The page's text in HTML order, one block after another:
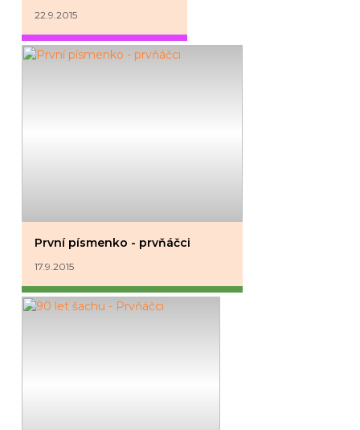
22.9.2015
První písmenko - prvňáčci
17.9.2015